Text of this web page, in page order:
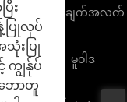
း
ပြုလုပ်
းပြု
ကျွန်ုပ်
ောတူ
အချက်အလက်
မူဝါဒ